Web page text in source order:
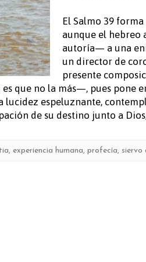
El Salmo 39
aunque el
autoría— a una
un director de
presente
que no la más—, pues pone
lucidez espeluznante,
de su destino junto a
, experiencia humana, profecía, siervo